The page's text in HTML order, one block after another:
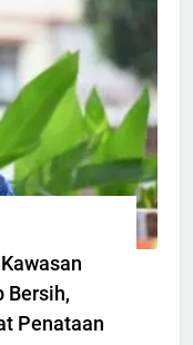
Bersih,
Penataan